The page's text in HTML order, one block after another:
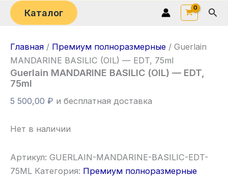
Каталог
Главная / Премиум полноразмерные / Guerlain
MANDARINE BASILIC (OIL) — EDT, 75ml
Guerlain MANDARINE BASILIC (OIL) — EDT,
75ml
5 500,00 ₽ и бесплатная доставка
Нет в наличии
Артикул: GUERLAIN-MANDARINE-BASILIC-EDT-
75ML Категория: Премиум полноразмерные